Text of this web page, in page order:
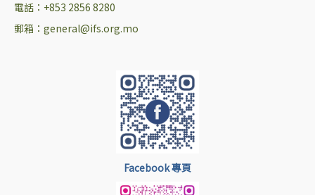
電話：+853 2856 8280
郵箱：general@ifs.org.mo
Facebook 專頁